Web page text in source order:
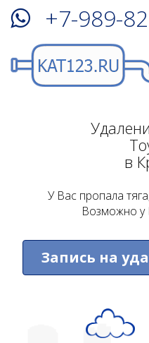
+7-989-
в
У Вас пропала
Возможно у
Запись на